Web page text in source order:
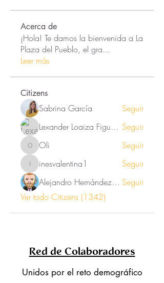
Acerca de
¡Hola! Te damos la bienvenida a La
Plaza del Pueblo, el gra...
Leer más
Citizens
Sabrina García
Seguir
Lexander Loaiza Figueroa Seguir
Oli Oli Seguir
inesvalentina1
inesvalentina1
Seguir
Alejandro Hernández Renner Seguir
Ver todo Citizens (1342)
Red de Colaboradores
Unidos por el reto demográfico